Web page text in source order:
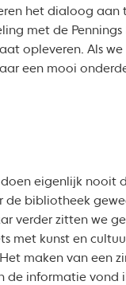
het dialoog aan
met de
opleveren. Als
een mooi
doen eigenlijk nooit
de bibliotheek
verder zitten we
met kunst en
maken van een
de informatie vond